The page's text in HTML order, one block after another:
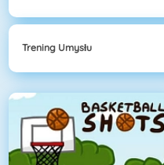
Trening Umysłu